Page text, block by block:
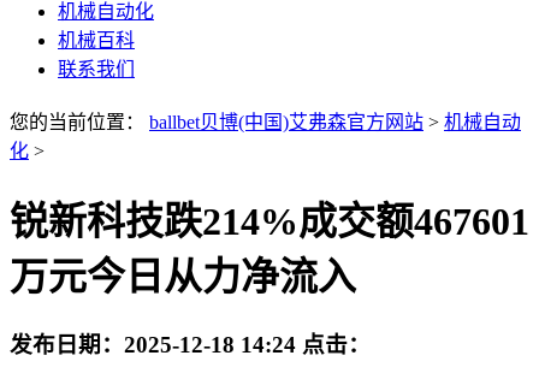
机械自动化
机械百科
联系我们
您的当前位置： ballbet贝博(中国)艾弗森官方网站 > 机械自动
化 >
锐新科技跌214%成交额467601
万元今日从力净流入
发布日期： 2025-12-18 14:24 点击：